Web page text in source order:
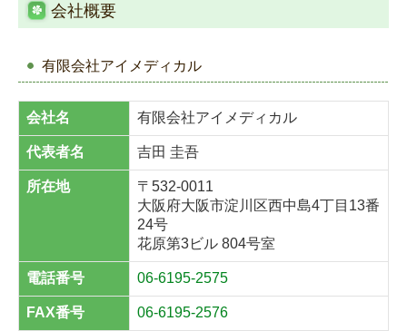
会社概要
有限会社アイメディカル
会社名 有限会社アイメディカル
代表者名 吉田 圭吾
所在地
〒532-0011
大阪府大阪市淀川区西中島4丁目13番
24号
花原第3ビル 804号室
電話番号 06-6195-2575
FAX番号 06-6195-2576